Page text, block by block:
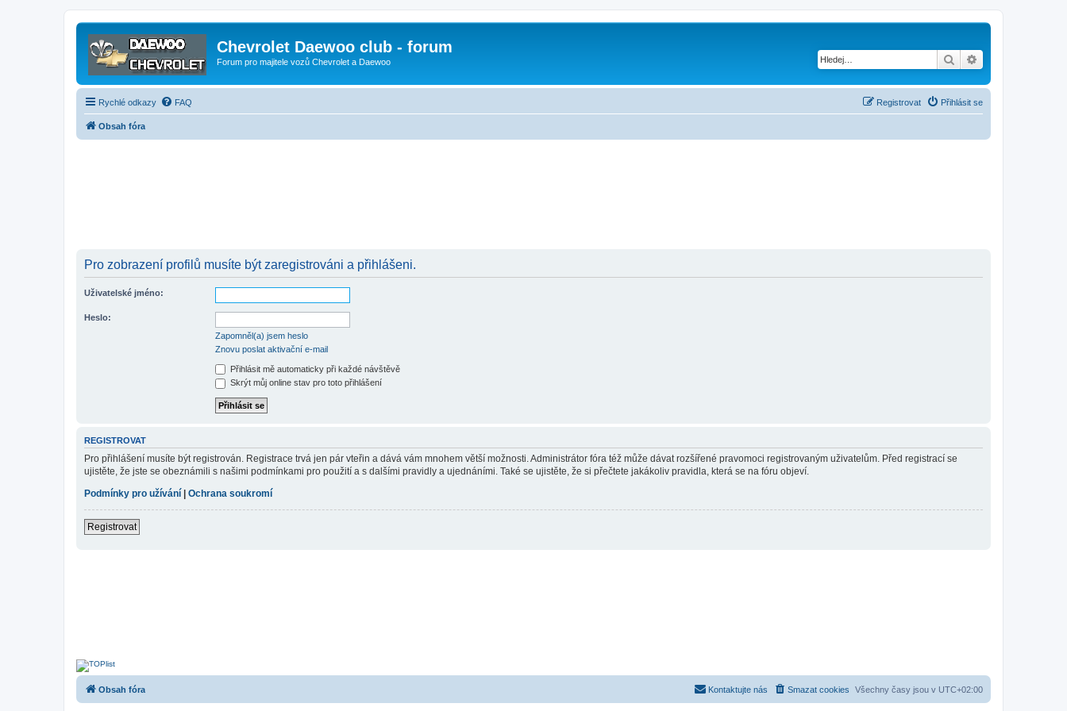
Chevrolet Daewoo club - forum
Forum pro majitele vozů Chevrolet a Daewoo Hledat
Rychlé odkazy FAQ Přihlásit se
Registrovat
Obsah fóra
Pro zobrazení profilů musíte být zaregistrováni a přihlášeni.
Uživatelské jméno:
Heslo:
Zapomněl(a) jsem heslo
Znovu poslat aktivační e-mail
Přihlásit mě automaticky při každé návštěvě
Skrýt můj online stav pro toto přihlášení
REGISTROVAT
Pro přihlášení musíte být registrován. Registrace trvá jen pár vteřin a dává vám mnohem větší možnosti. Administrátor fóra též může dávat rozšířené pravomoci registrovaným uživatelům. Před registrací se
ujistěte, že jste se obeznámili s našimi podmínkami pro použití a s dalšími pravidly a ujednáními. Také se ujistěte, že si přečtete jakákoliv pravidla, která se na fóru objeví.
Podmínky pro užívání
Ochrana soukromí
Registrovat
Obsah fóra Všechny časy jsou v UTC+02:00
Smazat cookies
Kontaktujte nás